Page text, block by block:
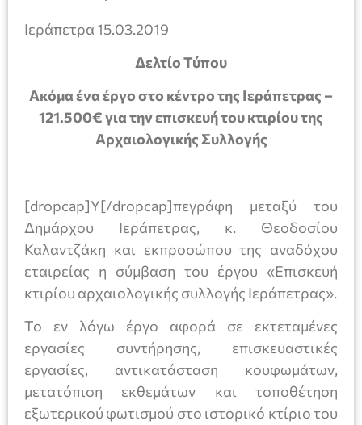
Ιεράπετρα 15.03.2019
Δελτίο Τύπου
Ακόμα ένα έργο στο κέντρο της Ιεράπετρας –
121.500€ για την επισκευή του κτιρίου της
Αρχαιολογικής Συλλογής
[dropcap]Υ[/dropcap]πεγράφη μεταξύ του
Δημάρχου Ιεράπετρας, κ. Θεοδοσίου
Καλαντζάκη και εκπροσώπου της αναδόχου
εταιρείας η σύμβαση του έργου «Επισκευή
κτιρίου αρχαιολογικής συλλογής Ιεράπετρας».
Το εν λόγω έργο αφορά σε εκτεταμένες
εργασίες συντήρησης, επισκευαστικές
εργασίες, αντικατάσταση κουφωμάτων,
μετατόπιση εκθεμάτων και τοποθέτηση
εξωτερικού φωτισμού στο ιστορικό κτίριο του